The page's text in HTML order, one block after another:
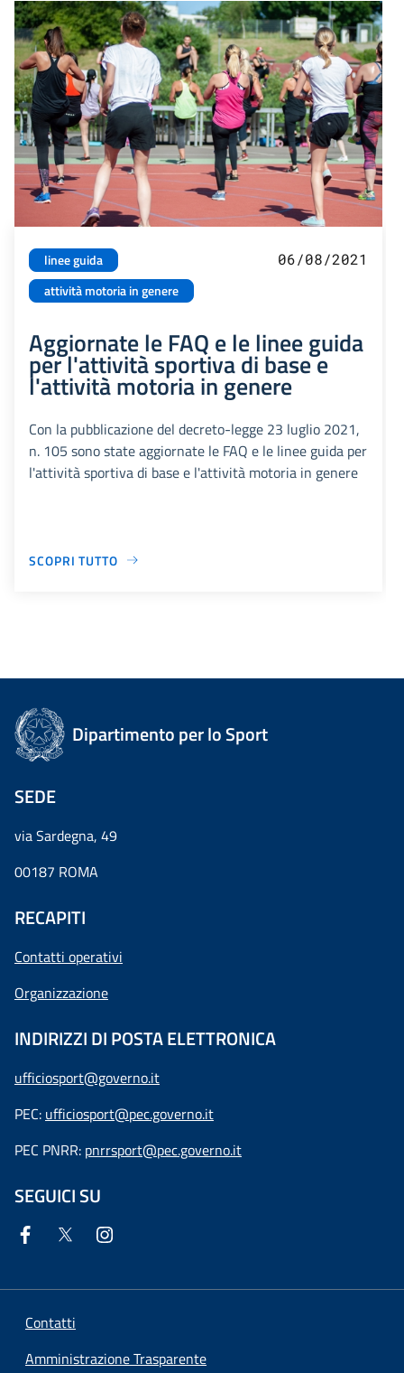
linee guida
attività motoria in genere
06/08/2021
Aggiornate le FAQ e le linee guida
per l'attività sportiva di base e
l'attività motoria in genere
Con la pubblicazione del decreto-legge 23 luglio 2021,
n. 105 sono state aggiornate le FAQ e le linee guida per
l'attività sportiva di base e l'attività motoria in genere
SCOPRI TUTTO
Dipartimento per lo Sport
SEDE
via Sardegna, 49
00187 ROMA
RECAPITI
Contatti operativi
Organizzazione
INDIRIZZI DI POSTA ELETTRONICA
ufficiosport@governo.it
PEC: ufficiosport@pec.governo.it
PEC PNRR: pnrrsport@pec.governo.it
SEGUICI SU
Contatti
Amministrazione Trasparente